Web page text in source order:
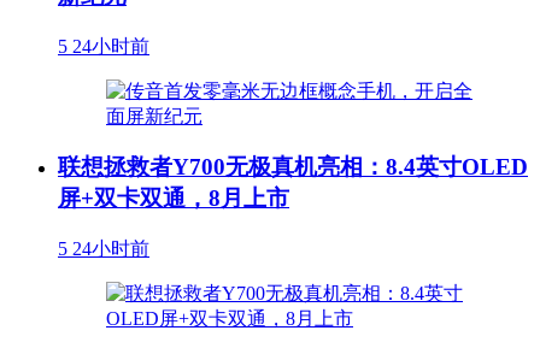
5 24小时前
联想拯救者Y700无极真机亮相：8.4英寸OLED
屏+双卡双通，8月上市
5 24小时前